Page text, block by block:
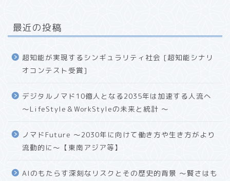
最近の投稿
超知能が実現するシンギュラリティ社会 [超知能シナリ
オコンテスト受賞]
デジタルノマド10億人となる2035年は加速する人流へ
〜LifeStyle＆WorkStyleの未来と統計 〜
ノマドFuture 〜2030年に向けて働き方や生き方がより
流動的に〜【東南アジア等】
AIのもたらす深刻なリスクとその歴史的背景 〜賢さはも